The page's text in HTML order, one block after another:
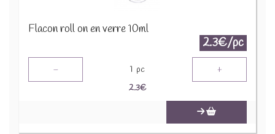
Flacon roll on en verre 10ml
2.3€/pc
- 1 pc +
2.3€